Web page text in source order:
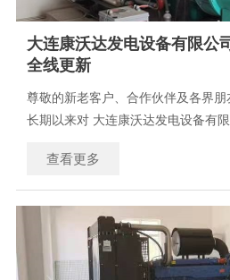
大连康沃达发电设备有限公
全线更新
尊敬的新老客户、合作伙伴及各界朋
长期以来对 大连康沃达发电设备有限
验、更高效地传递产品与服务信息，
站已完成 全线改版升级，并于即日
行 。&nbs
查看更多